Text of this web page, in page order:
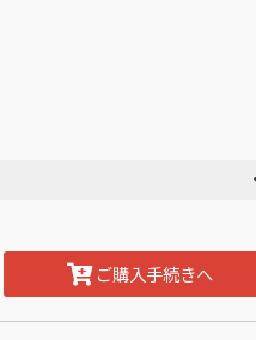
ご購入手続きへ